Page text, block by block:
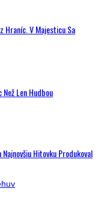
Hraníc. V Majesticu Sa
Len Hudbou
Hitovku Produkoval